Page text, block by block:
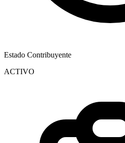
Estado Contribuyente
ACTIVO